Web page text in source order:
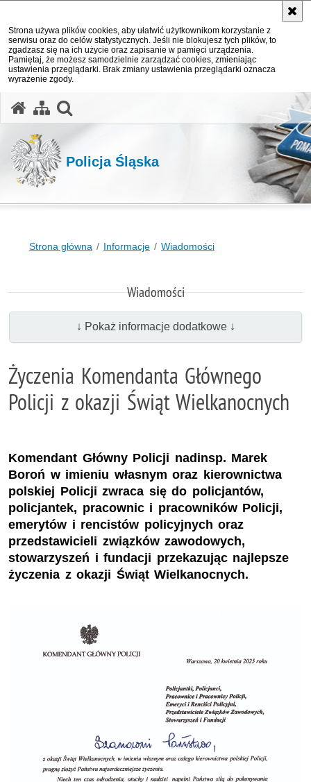
Strona używa plików cookies, aby ułatwić użytkownikom korzystanie z
serwisu oraz do celów statystycznych. Jeśli nie blokujesz tych plików, to
zgadzasz się na ich użycie oraz zapisanie w pamięci urządzenia.
Pamiętaj, że możesz samodzielnie zarządzać cookies, zmieniając
ustawienia przeglądarki. Brak zmiany ustawienia przeglądarki oznacza
wyrażenie zgody.
Policja Śląska
Strona główna Informacje Wiadomości
Wiadomości
↓ Pokaż informacje dodatkowe ↓
Życzenia Komendanta Głównego
Policji z okazji Świąt Wielkanocnych
Komendant Główny Policji nadinsp. Marek
Boroń w imieniu własnym oraz kierownictwa
polskiej Policji zwraca się do policjantów,
policjantek, pracownic i pracowników Policji,
emerytów i rencistów policyjnych oraz
przedstawicieli związków zawodowych,
stowarzyszeń i fundacji przekazując najlepsze
życzenia z okazji Świąt Wielkanocnych.